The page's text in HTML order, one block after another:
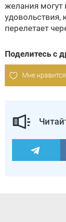
желания могут
удовольствия,
перелетает
Поделитесь с
Мне нравится